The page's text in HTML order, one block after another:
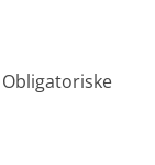
Obligatoriske